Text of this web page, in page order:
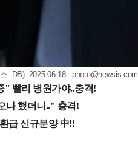
DB) 2025.06.18. photo@newsis.com